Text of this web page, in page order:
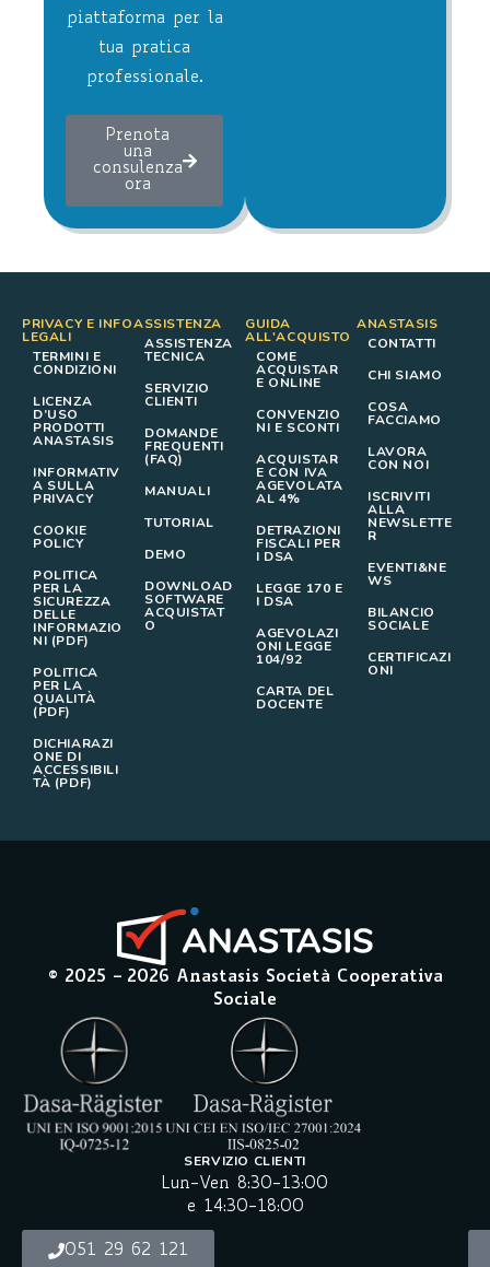
piattaforma per la
tua pratica
professionale.
Prenota
una
consulenza
ora
PRIVACY E INFO
LEGALI
TERMINI E
CONDIZIONI
LICENZA
D’USO
PRODOTTI
ANASTASIS
INFORMATIV
A SULLA
PRIVACY
COOKIE
POLICY
POLITICA
PER LA
SICUREZZA
DELLE
INFORMAZIO
NI (PDF)
POLITICA
PER LA
QUALITÀ
(PDF)
DICHIARAZI
ONE DI
ACCESSIBILI
TÀ (PDF)
ASSISTENZA
ASSISTENZA
TECNICA
SERVIZIO
CLIENTI
DOMANDE
FREQUENTI
(FAQ)
MANUALI
TUTORIAL
DEMO
DOWNLOAD
SOFTWARE
ACQUISTAT
O
GUIDA
ALL'ACQUISTO
COME
ACQUISTAR
E ONLINE
CONVENZIO
NI E SCONTI
ACQUISTAR
E CON IVA
AGEVOLATA
AL 4%
DETRAZIONI
FISCALI PER
I DSA
LEGGE 170 E
I DSA
AGEVOLAZI
ONI LEGGE
104/92
CARTA DEL
DOCENTE
ANASTASIS
CONTATTI
CHI SIAMO
COSA
FACCIAMO
LAVORA
CON NOI
ISCRIVITI
ALLA
NEWSLETTE
R
EVENTI&NE
WS
BILANCIO
SOCIALE
CERTIFICAZI
ONI
© 2025 – 2026 Anastasis Società Cooperativa
Sociale
SERVIZIO CLIENTI
Lun-Ven 8:30-13:00
e 14:30-18:00
051 29 62 121